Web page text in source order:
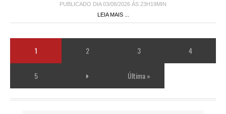
PUBLICADO DIA 03/08/2026 ÀS 23H19MIN
LEIA MAIS ...
1 2 3 4
5 Última »